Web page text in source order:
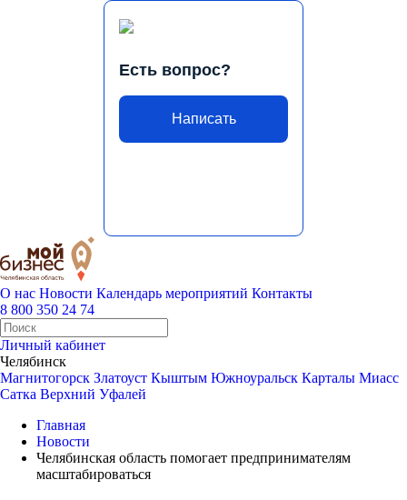
Есть вопрос?
Написать
О нас Новости Календарь мероприятий Контакты
8 800 350 24 74
Личный кабинет
Челябинск
Магнитогорск Златоуст Кыштым Южноуральск Карталы Миасс
Сатка Верхний Уфалей
Главная
Новости
Челябинская область помогает предпринимателям
масштабироваться